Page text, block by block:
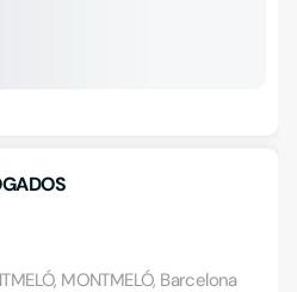
MONTMELÓ, Barcelona